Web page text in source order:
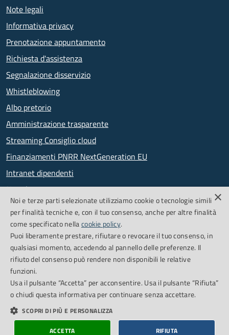
Note legali
Informativa privacy
Prenotazione appuntamento
Richiesta d'assistenza
Segnalazione disservizio
Whistleblowing
Albo pretorio
Amministrazione trasparente
Streaming Consiglio cloud
Finanziamenti PNRR NextGeneration EU
Intranet dipendenti
Newsletter
PagoPA
SEGUICI SU
FacebookFeed RSS
Cookie Policy
Credits
Dichiarazione di accessibilità
Obiettivi accessibilità
×
Noi e terze parti selezionate utilizziamo cookie o tecnologie simili
per finalità tecniche e, con il tuo consenso, anche per altre finalità
come specificato nellacookie policy.
Puoi liberamente prestare, rifiutare o revocare il tuo consenso, in
qualsiasi momento, accedendo al pannello delle preferenze. Il
rifiuto del consenso può rendere non disponibili le relative
funzioni.
Usa il pulsante “Accetta” per acconsentire. Usa il pulsante “Rifiuta”
o chiudi questa informativa per continuare senza accettare.
SCOPRI DI PIÙ E PERSONALIZZA
ACCETTA RIFIUTA